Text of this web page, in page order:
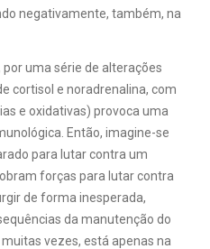
negativamente, também, na
uma série de alterações
cortisol e noradrenalina, com
e oxidativas) provoca uma
Então, imagine-se
para lutar contra um
forças para lutar contra
de forma inesperada,
da manutenção do
vezes, está apenas na